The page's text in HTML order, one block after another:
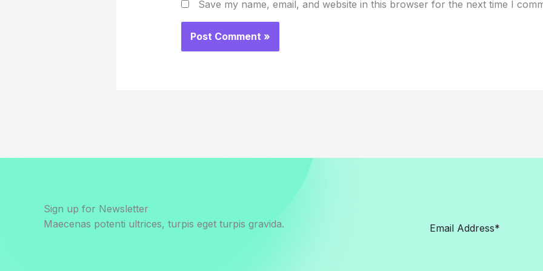
Save my name, email, and website in this browser for the next time I
Sign up for Newsletter
Maecenas potenti ultrices, turpis eget turpis gravida.